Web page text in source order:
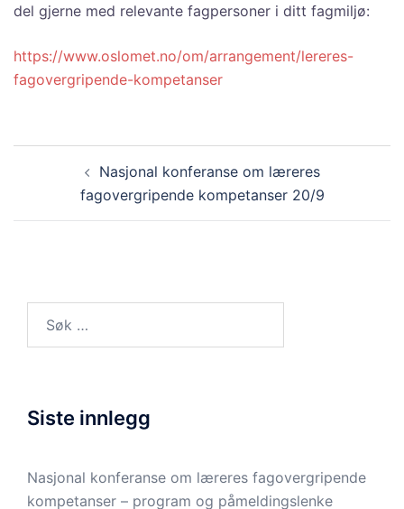
del gjerne med relevante fagpersoner i ditt fagmiljø:
https://www.oslomet.no/om/arrangement/lereres-
fagovergripende-kompetanser
Nasjonal konferanse om læreres
fagovergripende kompetanser 20/9
etter:
Siste innlegg
Nasjonal konferanse om læreres fagovergripende
kompetanser – program og påmeldingslenke